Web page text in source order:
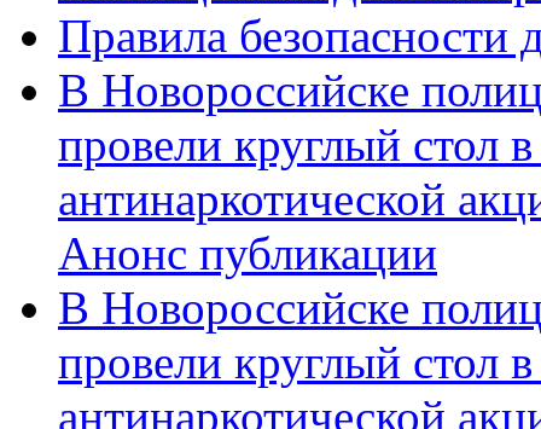
Правила безопасности
В Новороссийске
провели круглый стол
антинаркотической
Анонс публикации
В Новороссийске
провели круглый стол
антинаркотической